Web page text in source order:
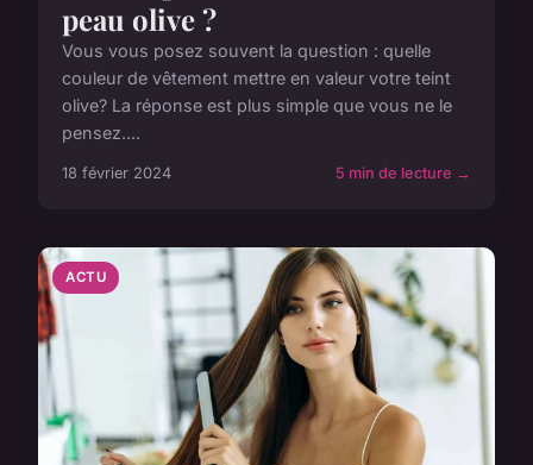
peau olive ?
Vous vous posez souvent la question : quelle
couleur de vêtement mettre en valeur votre teint
olive? La réponse est plus simple que vous ne le
pensez....
18 février 2024 5 min de lecture →
ACTU